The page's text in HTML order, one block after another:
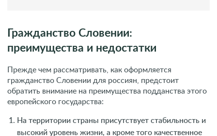
Гражданство Словении:
преимущества и недостатки
Прежде чем рассматривать, как оформляется
гражданство Словении для россиян, предстоит
обратить внимание на преимущества подданства этого
европейского государства:
На территории страны присутствует стабильность и
высокий уровень жизни, а кроме того качественное